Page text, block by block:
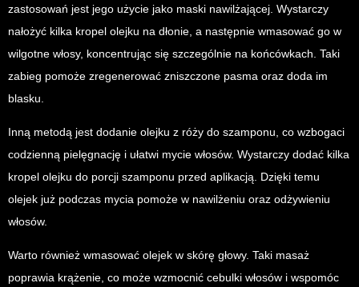
zastosowań jest jego użycie jako maski nawilżającej. Wystarczy
nałożyć kilka kropel olejku na dłonie, a następnie wmasować go w
wilgotne włosy, koncentrując się szczególnie na końcówkach. Taki
zabieg pomoże zregenerować zniszczone pasma oraz doda im
blasku.
Inną metodą jest dodanie olejku z róży do szamponu, co wzbogaci
codzienną pielęgnację i ułatwi mycie włosów. Wystarczy dodać kilka
kropel olejku do porcji szamponu przed aplikacją. Dzięki temu
olejek już podczas mycia pomoże w nawilżeniu oraz odżywieniu
włosów.
Warto również wmasować olejek w skórę głowy. Taki masaż
poprawia krążenie, co może wzmocnić cebulki włosów i wspomóc